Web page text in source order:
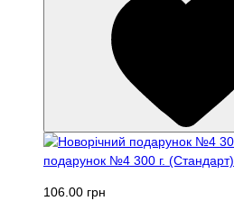
подарунок №4 300 г. (Стандарт)
106.00 грн